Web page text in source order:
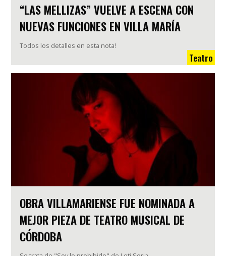
“LAS MELLIZAS” VUELVE A ESCENA CON
NUEVAS FUNCIONES EN VILLA MARÍA
Todos los detalles en esta nota!
Teatro
OBRA VILLAMARIENSE FUE NOMINADA A
MEJOR PIEZA DE TEATRO MUSICAL DE
CÓRDOBA